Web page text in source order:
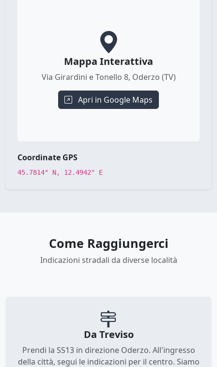
Mappa Interattiva
Via Girardini e Tonello 8, Oderzo (TV)
Apri in Google Maps
Coordinate GPS
45.7814° N, 12.4942° E
Come Raggiungerci
Indicazioni stradali da diverse località
Da Treviso
Prendi la SS13 in direzione Oderzo. All'ingresso
della città, segui le indicazioni per il centro. Siamo